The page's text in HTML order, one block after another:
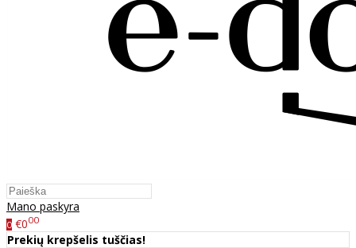
Mano paskyra
0 €000
Prekių krepšelis tuščias!